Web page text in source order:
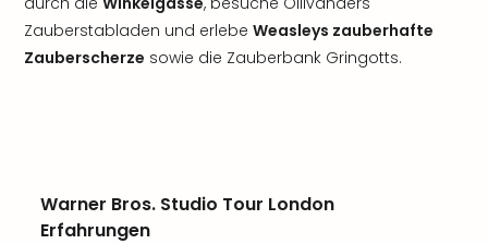
Zauberstabladen und erlebe Weasleys zauberhafte
Zauberscherze sowie die Zauberbank Gringotts.
Warner Bros. Studio Tour London
Erfahrungen